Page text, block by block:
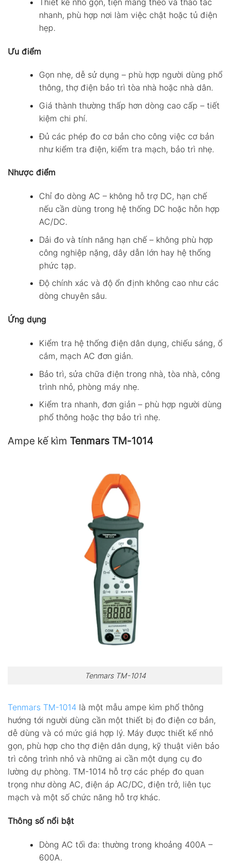
nhanh, phù hợp nơi làm việc chật hoặc tủ điện
hẹp.
Ưu điểm
Gọn nhẹ, dễ sử dụng – phù hợp người dùng phổ
thông, thợ điện bảo trì tòa nhà hoặc nhà dân.
Giá thành thường thấp hơn dòng cao cấp – tiết
kiệm chi phí.
Đủ các phép đo cơ bản cho công việc cơ bản
như kiểm tra điện, kiểm tra mạch, bảo trì nhẹ.
Nhược điểm
Chỉ đo dòng AC – không hỗ trợ DC, hạn chế
nếu cần dùng trong hệ thống DC hoặc hỗn hợp
AC/DC.
Dải đo và tính năng hạn chế – không phù hợp
công nghiệp nặng, dây dẫn lớn hay hệ thống
phức tạp.
Độ chính xác và độ ổn định không cao như các
dòng chuyên sâu.
Ứng dụng
Kiểm tra hệ thống điện dân dụng, chiếu sáng, ổ
cắm, mạch AC đơn giản.
Bảo trì, sửa chữa điện trong nhà, tòa nhà, công
trình nhỏ, phòng máy nhẹ.
Kiểm tra nhanh, đơn giản – phù hợp người dùng
phổ thông hoặc thợ bảo trì nhẹ.
Ampe kế kìm Tenmars TM-1014
Tenmars TM-1014
Tenmars TM-1014 là một mẫu ampe kìm phổ thông
hướng tới người dùng cần một thiết bị đo điện cơ bản,
dễ dùng và có mức giá hợp lý. Máy được thiết kế nhỏ
gọn, phù hợp cho thợ điện dân dụng, kỹ thuật viên bảo
trì công trình nhỏ và những ai cần một dụng cụ đo
lường dự phòng. TM-1014 hỗ trợ các phép đo quan
trọng như dòng AC, điện áp AC/DC, điện trở, liên tục
mạch và một số chức năng hỗ trợ khác.
Thông số nổi bật
Dòng AC tối đa: thường trong khoảng 400A –
600A.